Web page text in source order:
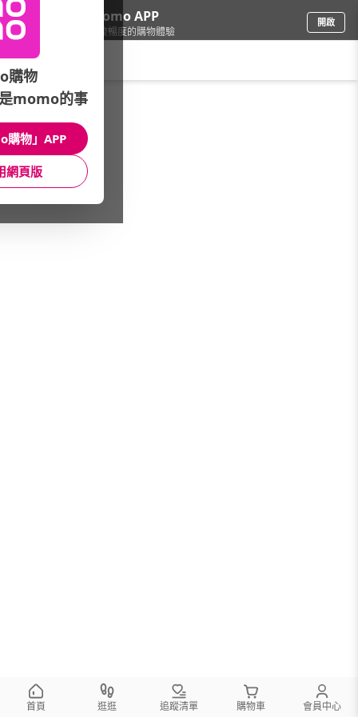
下載momo APP
給你3倍流暢度的購物體驗
開啟
女時尚/本館熱銷TOP30
本館精選商品
館長推薦 月銷量
首頁 逛逛 追蹤清單 購物車 會員中心
購物
momo的事
購物」APP
網頁版